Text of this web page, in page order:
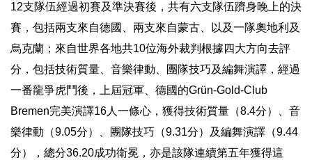
12支隊伍經過初賽及準決賽後，共有六支隊伍躋身晚上的決
賽， 包括兩支來自德國、兩支來自蒙古、以及一隊奧地利及
烏克蘭； 來自世界各地共10位海外裁判根據四大方向去評
分， 包括技術質量、音樂律動、團隊技巧及編舞演譯， 經過
一番龍爭虎鬥後，上屆冠軍、德國的Grün-Gold-Club
Bremen完美演譯16人一條心，獲得技術質量（8.4分）、 音
樂律動（9.05分）、團隊技巧（9.31分）及編舞演譯（9.44
分），總分36.20成功衛冕， 亦是該隊連續第五年獲得這